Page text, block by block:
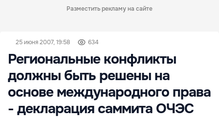
Разместить рекламу на сайте
25 июня 2007, 19:58 634
Региональные конфликты
должны быть решены на
основе международного права
- декларация саммита ОЧЭС